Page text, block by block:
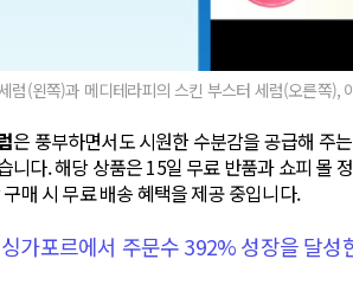
럼(왼쪽)과 메디테라피의 스킨 부스터 세럼(오른쪽),
은 풍부하면서도 시원한 수분감을 공급해 주
니다. 해당 상품은 15일 무료 반품과 쇼피 몰
매 시 무료 배송 혜택을 제공 중입니다.
가포르에서 주문수 392% 성장을 달성